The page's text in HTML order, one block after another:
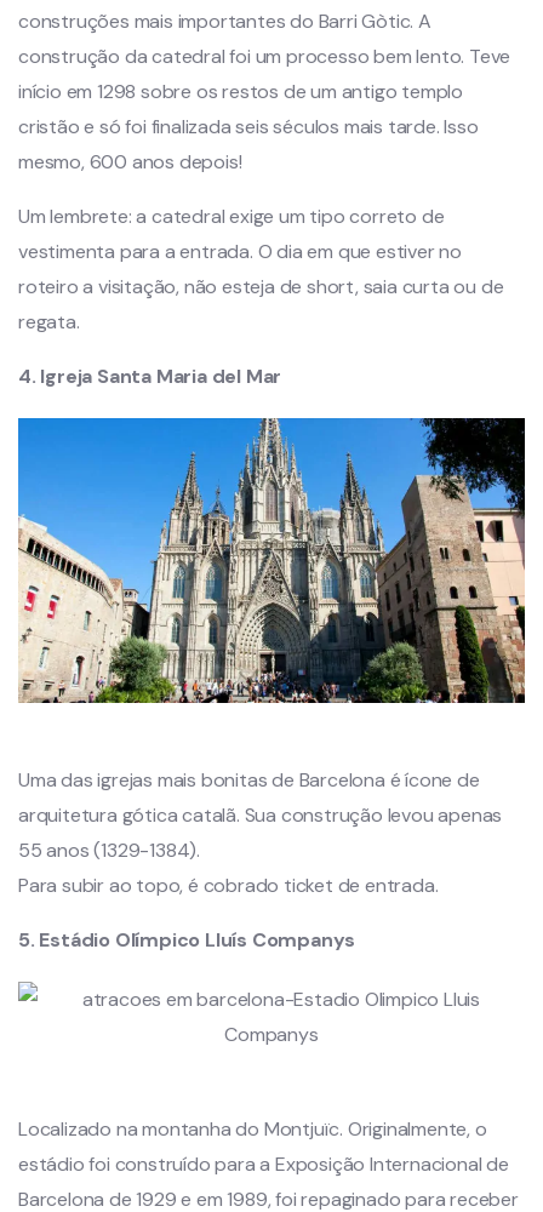
construções mais importantes do Barri Gòtic. A
construção da catedral foi um processo bem lento. Teve
início em 1298 sobre os restos de um antigo templo
cristão e só foi finalizada seis séculos mais tarde. Isso
mesmo, 600 anos depois!
Um lembrete: a catedral exige um tipo correto de
vestimenta para a entrada. O dia em que estiver no
roteiro a visitação, não esteja de short, saia curta ou de
regata.
4. Igreja Santa Maria del Mar
Uma das igrejas mais bonitas de Barcelona é ícone de
arquitetura gótica catalã. Sua construção levou apenas
55 anos (1329-1384).
Para subir ao topo, é cobrado ticket de entrada.
5. Estádio Olímpico Lluís Companys
Localizado na montanha do Montjuïc. Originalmente, o
estádio foi construído para a Exposição Internacional de
Barcelona de 1929 e em 1989, foi repaginado para receber